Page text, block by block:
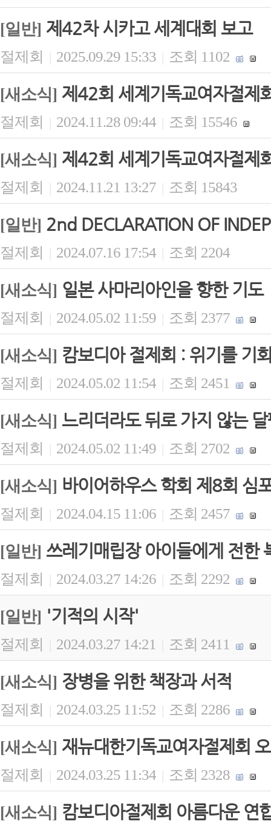
[일반] 제42차 시카고 세계대회 보고
절제회 | 2025.09.29 15:33 | 조회 1102
[새소식] 제42회 세계기독교여자절제
절제회 | 2024.11.28 09:44 | 조회 15546
[새소식] 제42회 세계기독교여자절제
절제회 | 2024.11.21 13:27 | 조회 15843
[일반] 2nd DECLARATION OF
절제회 | 2024.07.16 17:54 | 조회 2204
[새소식] 일본 사마리아인을 향한 기도
절제회 | 2024.05.02 11:59 | 조회 2377
[새소식] 캄보디아 절제회 : 위기를 기
절제회 | 2024.05.02 11:54 | 조회 2451
[새소식] 느리더라도 뒤로 가지 않는
절제회 | 2024.05.02 11:49 | 조회 2702
[새소식] 바이어하우스 학회 제8회 심
절제회 | 2024.04.15 11:06 | 조회 2457
[일반] 쓰레기매립장 아이들에게 전한
절제회 | 2024.03.27 14:26 | 조회 2292
[일반] '기적의 시작'
절제회 2024.03.27 14:21 조회 2411
[새소식] 장병을 위한 책장과 서적
절제회 | 2024.03.25 11:52 | 조회 2286
[새소식] 재뉴대한기독교여자절제회
절제회 | 2024.03.25 11:34 | 조회 2328
[새소식] 캄보디아절제회 아름다운 연